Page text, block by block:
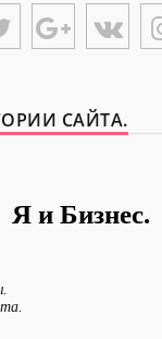
советы и очень не люблю,
САЙТА.
Я и Бизнес.